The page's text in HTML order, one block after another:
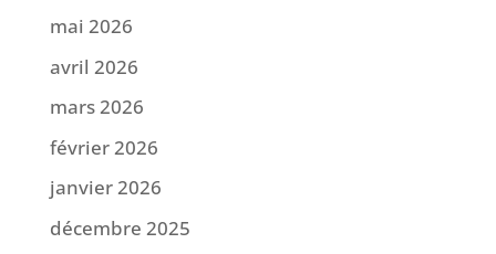
mai 2026
avril 2026
mars 2026
février 2026
janvier 2026
décembre 2025